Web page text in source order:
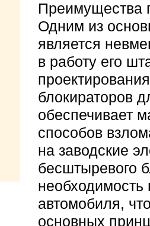
Преимущества
Одним из
является
в работу его
блокираторов
обеспечивает
способов
на заводские
бесштыревого
необходимость
автомобиля,
основных